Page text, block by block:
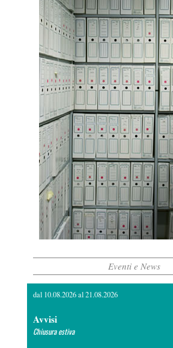
Eventi e News
dal 10.08.2026al21.08.2026
Avvisi
Chiusura estiva